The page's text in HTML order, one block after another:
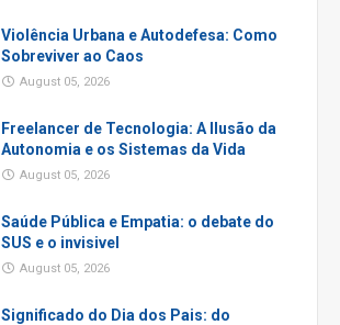
Violência Urbana e Autodefesa: Como
Sobreviver ao Caos
August 05, 2026
Freelancer de Tecnologia: A Ilusão da
Autonomia e os Sistemas da Vida
August 05, 2026
Saúde Pública e Empatia: o debate do
SUS e o invisivel
August 05, 2026
Significado do Dia dos Pais: do